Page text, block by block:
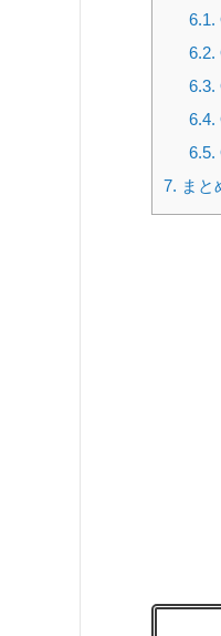
6.1.
6.2.
6.3.
6.4.
6.5.
7. まと